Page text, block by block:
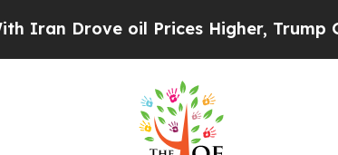
Drove oil Prices Higher, Trump